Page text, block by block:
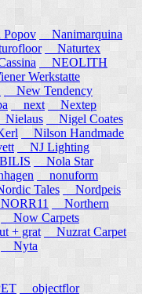
Nanimarquina
Naturtex
NEOLITH
Werkstatte
New Tendency
next
Nextep
Nigel Coates
Nilson Handmade
NJ Lighting
Nola Star
nonuform
Tales
Nordpeis
Northern
Now Carpets
+ grat
Nuzrat Carpet
Nyta
objectflor